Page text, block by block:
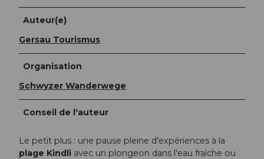
Auteur(e)
Gersau Tourismus
Organisation
Schwyzer Wanderwege
Conseil de l'auteur
Le petit plus : une pause pleine d'expériences à la
plage Kindli avec un plongeon dans l'eau fraîche ou